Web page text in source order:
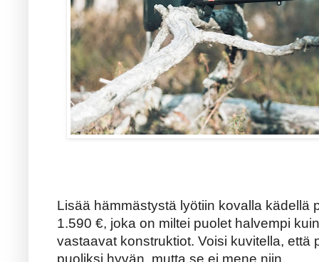
Lisää hämmästystä lyötiin kovalla kädellä
1.590 €, joka on miltei puolet halvempi
vastaavat konstruktiot. Voisi kuvitella, että
puoliksi hyvän, mutta se ei mene niin.